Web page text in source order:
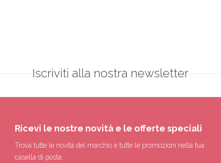
Iscriviti alla nostra newsletter
Ricevi le nostre novità e le offerte speciali
Trova tutte le novità del marchio e tutte le promozioni nella tua
casella di posta.